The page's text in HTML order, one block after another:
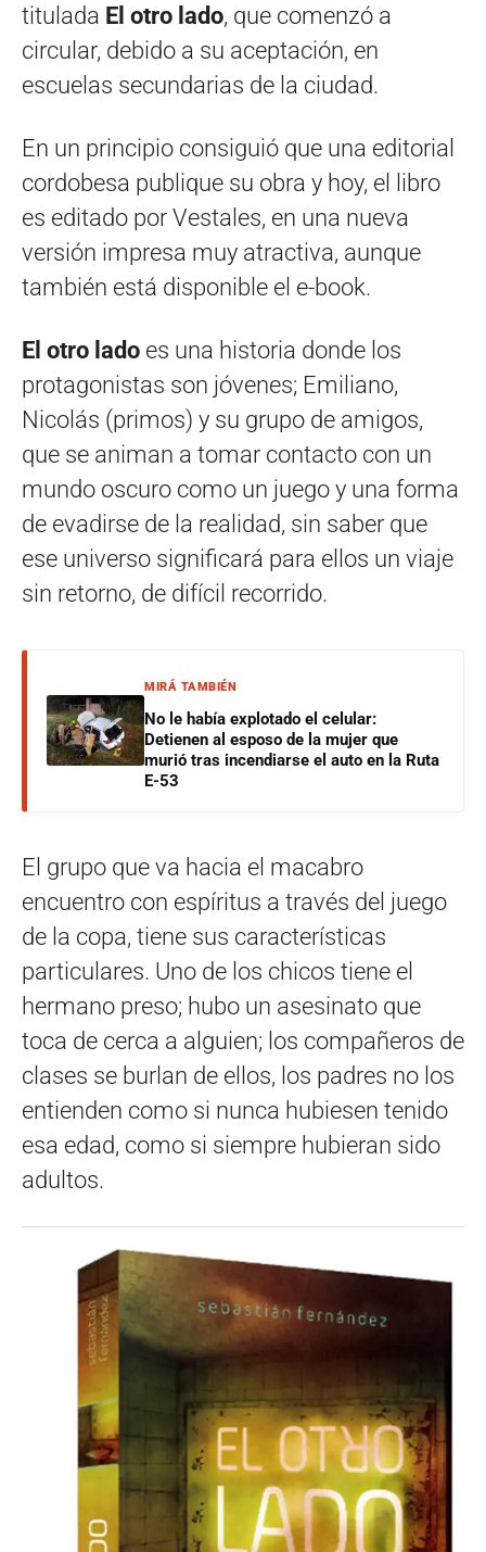
titulada El otro lado, que comenzó a
circular, debido a su aceptación, en
escuelas secundarias de la ciudad.
En un principio consiguió que una editorial
cordobesa publique su obra y hoy, el libro
es editado por Vestales, en una nueva
versión impresa muy atractiva, aunque
también está disponible el e-book.
El otro lado es una historia donde los
protagonistas son jóvenes; Emiliano,
Nicolás (primos) y su grupo de amigos,
que se animan a tomar contacto con un
mundo oscuro como un juego y una forma
de evadirse de la realidad, sin saber que
ese universo significará para ellos un viaje
sin retorno, de difícil recorrido.
MIRÁ TAMBIÉN
No le había explotado el celular:
Detienen al esposo de la mujer que
murió tras incendiarse el auto en la Ruta
E-53
El grupo que va hacia el macabro
encuentro con espíritus a través del juego
de la copa, tiene sus características
particulares. Uno de los chicos tiene el
hermano preso; hubo un asesinato que
toca de cerca a alguien; los compañeros de
clases se burlan de ellos, los padres no los
entienden como si nunca hubiesen tenido
esa edad, como si siempre hubieran sido
adultos.